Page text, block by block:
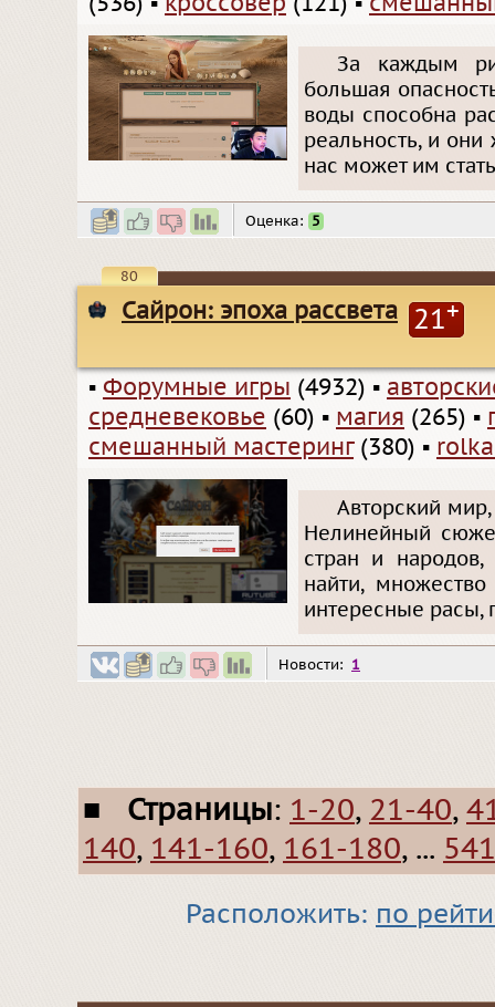
За каждым
большая
воды способна
реальность, и
нас может им
Оценка: 5
80
Сайрон: эпоха рассвета 21+
▪ Форумные игры (4932) ▪
средневековье (60) ▪ магия (265) ▪
смешанный мастеринг(380) ▪
Авторский
Нелинейный
стран и народов,
найти,
интересные
Новости: 1
■ Страницы: 1-20, 21-40,
140, 141-160, 161-180, ...
Расположить: по